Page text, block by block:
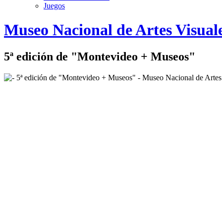
Juegos
Logo
MNAV
Museo Nacional de Artes
5ª edición de "Montevideo + Museos"